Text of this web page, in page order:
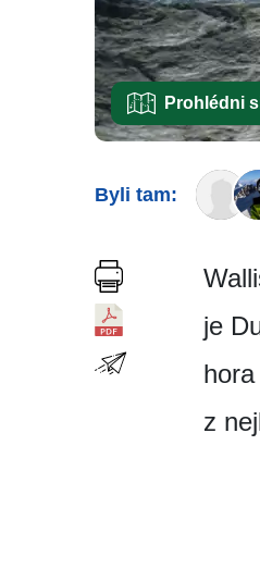
Prohlédni
Byli tam:
je
z